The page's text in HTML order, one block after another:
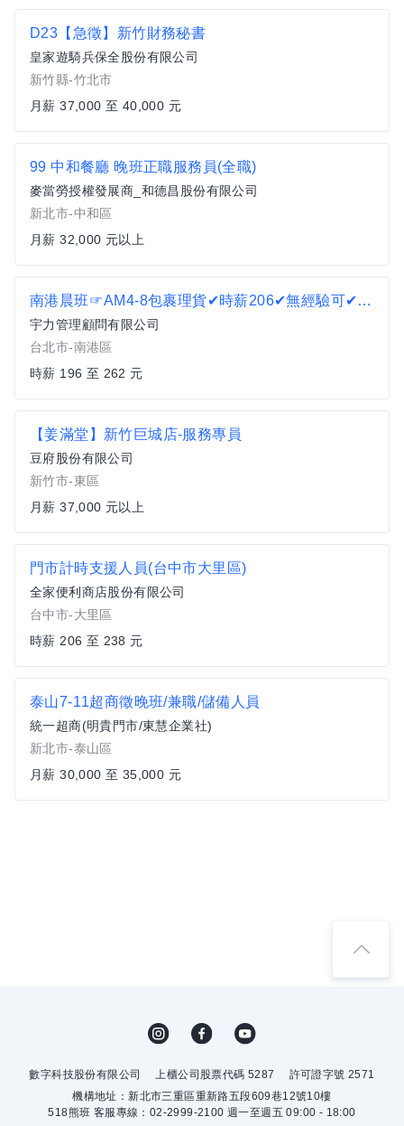
D23【急徵】新竹財務秘書
皇家遊騎兵保全股份有限公司
新竹縣-竹北市
月薪 37,000 至 40,000 元
99 中和餐廳 晚班正職服務員(全職)
麥當勞授權發展商_和德昌股份有限公司
新北市-中和區
月薪 32,000 元以上
南港晨班☞AM4-8包裹理貨✔時薪206✔無經驗可✔可日領T8
宇力管理顧問有限公司
台北市-南港區
時薪 196 至 262 元
【姜滿堂】新竹巨城店-服務專員
豆府股份有限公司
新竹市-東區
月薪 37,000 元以上
門市計時支援人員(台中市大里區)
全家便利商店股份有限公司
台中市-大里區
時薪 206 至 238 元
泰山7-11超商徵晚班/兼職/儲備人員
統一超商(明貴門市/東慧企業社)
新北市-泰山區
月薪 30,000 至 35,000 元
數字科技股份有限公司 上櫃公司股票代碼 5287
許可證字號 2571
機構地址：新北市三重區重新路五段609巷12號10樓
518熊班 客服專線：02-2999-2100 週一至週五 09:00 - 18:00